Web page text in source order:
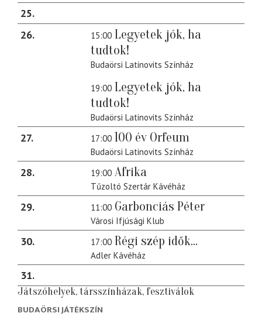
25
26
15:00 Legyetek jók, ha
tudtok!
Budaörsi Latinovits Színház
19:00 Legyetek jók, ha
tudtok!
Budaörsi Latinovits Színház
27 17:00 100 év Orfeum
Budaörsi Latinovits Színház
28 19:00 Afrika
Tűzoltó Szertár Kávéház
29 11:00 Garbonciás Péter
Városi Ifjúsági Klub
30 17:00 Régi szép idők...
Adler Kávéház
31
Játszóhelyek, társszínházak, fesztiválok
BUDAÖRSI JÁTÉKSZÍN